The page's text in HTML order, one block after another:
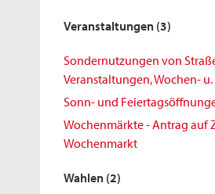
Veranstaltungen (3)
Sondernutzungen von
Veranstaltungen, Wochen-
Sonn- und
Wochenmärkte - Antrag auf
Wochenmarkt
Wahlen (2)